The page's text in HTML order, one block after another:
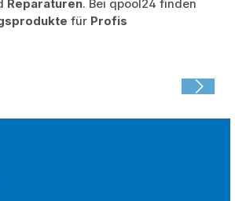
Reparaturen. Bei qpool24 finden
für Profis